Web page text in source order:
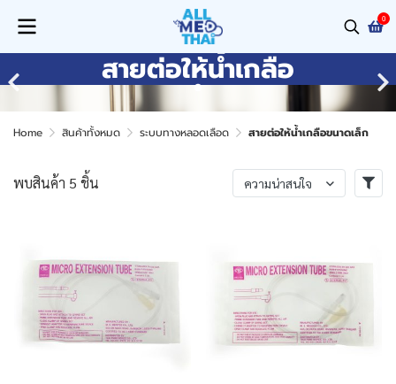
0
สายต่อให้น้ำเกลือ
Home สินค้าทั้งหมด ระบบทางหลอดเลือด สายต่อให้น้ำเกลือขนาดเล็ก
พบสินค้า 5 ชิ้น ความน่าสนใจ